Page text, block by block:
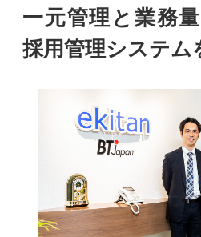
一元管理と業務
採用管理システム